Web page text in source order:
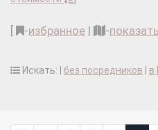
-избранное | -
Искать: | без посредников в